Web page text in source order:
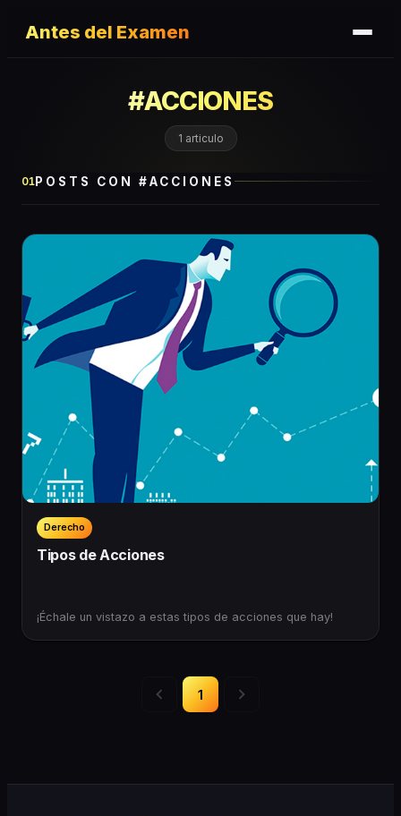
Antes del Examen
#ACCIONES
1 articulo
01POSTS CON #ACCIONES
Derecho
Tipos de Acciones
¡ Échale un vistazo a estas tipos de acciones que hay!
1